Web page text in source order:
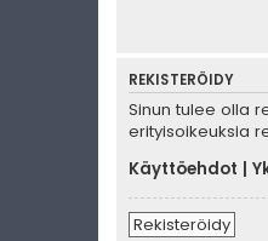
REKISTERÖIDY
Sinun tulee olla
erityisoikeuksia
Käyttöehdot
Rekisteröidy